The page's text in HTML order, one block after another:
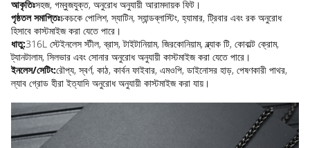
আকৃতিঃসহজ, গম্বুজযুক্ত, অনুরোধ অনুযায়ী আরামদায়ক ফিট।
পৃষ্ঠতল সমাপ্তিঃচকচকে পোলিশ, স্যাটিন, স্যান্ডব্লাস্টিং, হ্যামার, ট্রিবার এবং রক অনুরোধ
হিসাবে কাস্টমাইজ করা যেতে পারে।
ধাতু:316L স্টেইনলেস স্টীল, ব্রাস, টাইটানিয়াম, জিরকোনিয়াম, ব্ল্যাক টি, কোবাল্ট ক্রোম,
ট্যানটালাম, সিলভার এবং সোনার অনুরোধ অনুযায়ী কাস্টমাইজ করা যেতে পারে।
ইনলেস/সেটিং:রৌপ্য, স্বর্ণ, কাঠ, কার্বন ফাইবার, এমওপি, ডাইনোসর হাড়, পেষণকারী পাথর,
ল্যাব গ্রোড হীরা ইত্যাদি অনুরোধ অনুযায়ী কাস্টমাইজ করা যায়।